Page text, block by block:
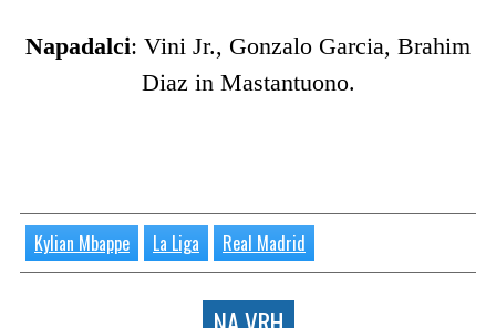
Napadalci: Vini Jr., Gonzalo Garcia, Brahim
Diaz in Mastantuono.
Kylian Mbappe La Liga Real Madrid